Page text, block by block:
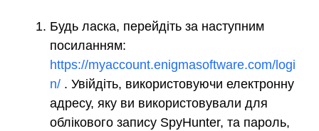
Будь ласка, перейдіть за наступним
посиланням:
https://myaccount.enigmasoftware.com/logi
n/ . Увійдіть, використовуючи електронну
адресу, яку ви використовували для
облікового запису SpyHunter, та пароль,